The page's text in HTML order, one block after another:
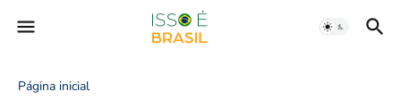
Página inicial